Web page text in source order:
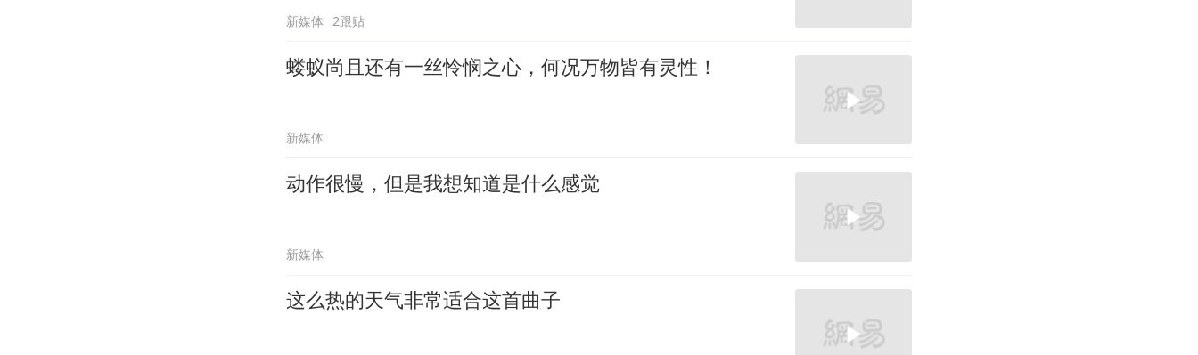
新媒体 2跟贴
蝼蚁尚且还有一丝怜悯之心，何况万物皆有灵性！
新媒体
动作很慢，但是我想知道是什么感觉
新媒体
这么热的天气非常适合这首曲子